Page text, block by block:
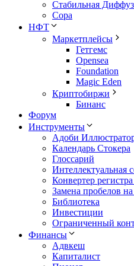
Стабильная
Сора
НФТ
Маркетплейсы
Гетгемс
Opensea
Foundation
Magic Eden
Криптобиржи
Бинанс
Форум
Инструменты
Адоби
Календарь Стокера
Глоссарий
Интеллектуальная
Конвертер
Замена пробелов
Библиотека
Инвестиции
Ограниченный
Финансы
Адвкеш
Капиталист